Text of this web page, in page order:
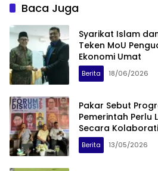
Baca Juga
Syarikat Islam
Teken MoU
Ekonomi Umat
Berita 18/06/2026
Pakar Sebut
Pemerintah Perlu
Secara
Berita 13/05/2026